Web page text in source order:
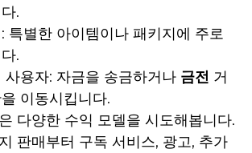
.
특별한 아이템이나 패키지에 주로
.
사용자: 자금을 송금하거나 금전 거
이동시킵니다.
다양한 수익 모델을 시도해봅니다.
판매부터 구독 서비스, 광고, 추가